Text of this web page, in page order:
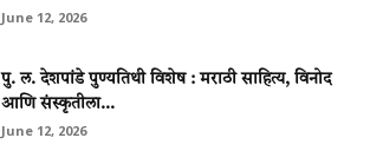
June 12, 2026
पु. ल. देशपांडे पुण्यतिथी विशेष : मराठी साहित्य, विनोद
आणि संस्कृतीला...
June 12, 2026